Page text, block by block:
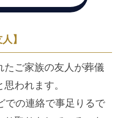
】
たご家族の友人が葬儀
われます。
での連絡で事足りるで